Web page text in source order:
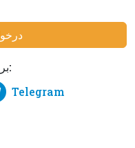
براي ما بنويسيد:
Telegram